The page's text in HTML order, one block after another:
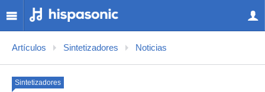
Artículos Sintetizadores Noticias
Sintetizadores